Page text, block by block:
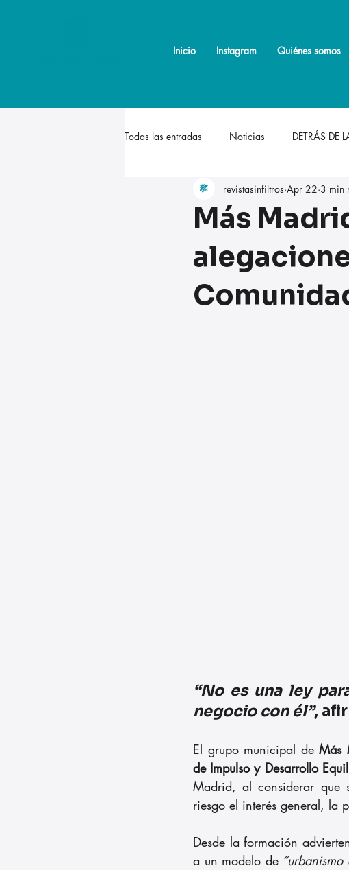
Inicio Instagram Quiénes somos
Inicio Instagram Quiénes somos
Todas las entradas Noticias DETRÁS DE
Más
revistasinfiltros Apr 22 3 min
“No es una ley
negocio con él”,
El grupo municipal de Más
de Impulso y Desarrollo
Madrid, al considerar que
riesgo el interés general, la
Desde la formación
a un modelo de “urbanismo